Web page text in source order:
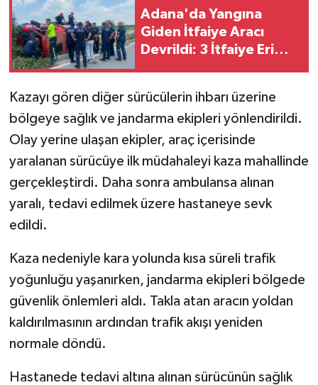
Adana'da Yangına
Giden İtfaiye Aracı
Devrildi: 3 İtfaiye Eri
Kazayı gören diğer sürücülerin ihbarı üzerine
bölgeye sağlık ve jandarma ekipleri yönlendirildi.
Olay yerine ulaşan ekipler, araç içerisinde
yaralanan sürücüye ilk müdahaleyi kaza mahallinde
gerçekleştirdi. Daha sonra ambulansa alınan
yaralı, tedavi edilmek üzere hastaneye sevk
edildi.
Kaza nedeniyle kara yolunda kısa süreli trafik
yoğunluğu yaşanırken, jandarma ekipleri bölgede
güvenlik önlemleri aldı. Takla atan aracın yoldan
kaldırılmasının ardından trafik akışı yeniden
normale döndü.
Hastanede tedavi altına alınan sürücünün sağlık